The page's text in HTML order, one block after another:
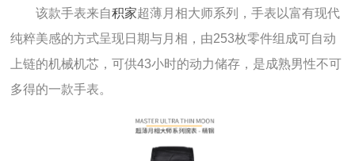
该款手表来自积家超薄月相大师系列，手表以富有现代
纯粹美感的方式呈现日期与月相，由253枚零件组成可自动
上链的机械机芯，可供43小时的动力储存，是成熟男性不可
多得的一款手表。